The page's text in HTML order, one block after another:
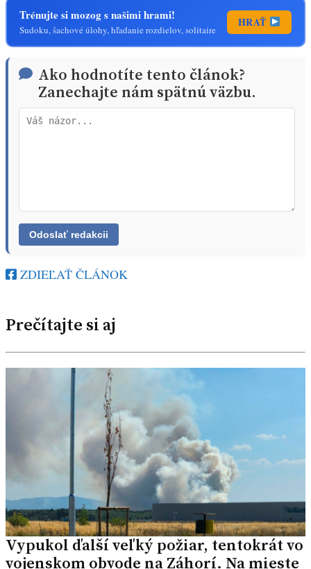
Trénujte si mozog s našimi hrami!
Sudoku, šachové úlohy, hľadanie rozdielov, solitaire
HRAŤ
Ako hodnotíte tento článok?
Zanechajte nám spätnú väzbu.
ZDIEĽAŤ ČLÁNOK
Prečítajte si aj
Vypukol ďalší veľký požiar, tentokrát vo
vojenskom obvode na Záhorí. Na mieste